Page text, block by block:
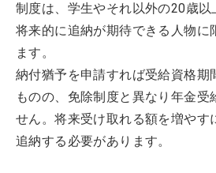
制度は、学生やそれ以外の20歳以
将来的に追納が期待できる人物に
ます。
納付猶予を申請すれば受給資格期
ものの、免除制度と異なり年金受
せん。将来受け取れる額を増やす
追納する必要があります。